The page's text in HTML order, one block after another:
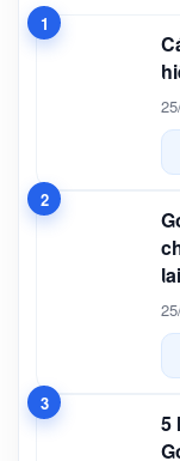
1
2
3
5